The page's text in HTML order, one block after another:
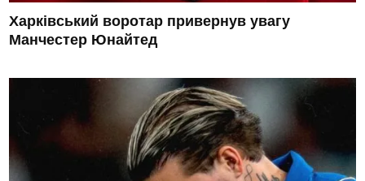
Харківський воротар привернув увагу
Манчестер Юнайтед